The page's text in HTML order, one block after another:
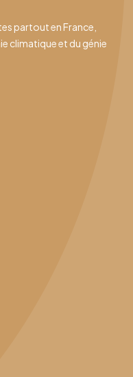
partout en France,
climatique et du génie